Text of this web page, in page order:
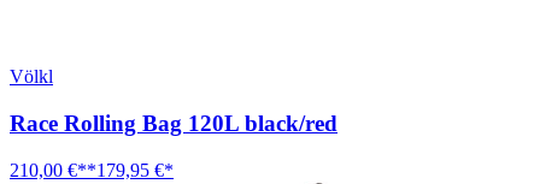
Völkl
Race Rolling Bag 120L black/red
210,00 €**179,95 €*